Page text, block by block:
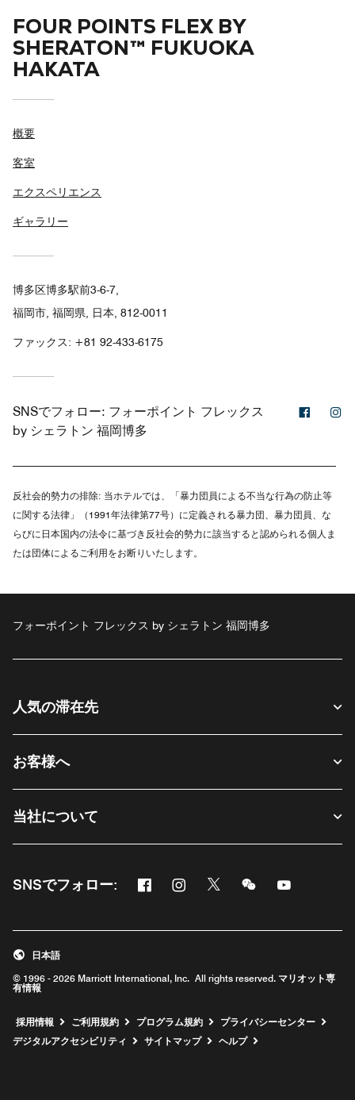
FOUR POINTS FLEX BY
SHERATON™ FUKUOKA
HAKATA
概要
客室
エクスペリエンス
ギャラリー
博多区博多駅前3-6-7,
福岡市, 福岡県, 日本, 812-0011
ファックス: +81 92-433-6175
SNSでフォロー: フォーポイント フレックス
by シェラトン 福岡博多
反社会的勢力の排除: 当ホテルでは、「暴力団員による不当な行為の防止等
に関する法律」（1991年法律第77号）に定義される暴力団、暴力団員、な
らびに日本国内の法令に基づき反社会的勢力に該当すると認められる個人ま
たは団体によるご利用をお断りいたします。
フォーポイント フレックス by シェラトン 福岡博多
人気の滞在先
お客様へ
当社について
SNSでフォロー: Facebook
新しいウィンドウで開く
Instagram
新しいウィンドウで開く
Twitter
新しいウィンドウで開く
Messenger
新しいウィンドウ
新しいウィ
© 1996 - 2026 Marriott International, Inc. All rights reserved. マリオット専
有情報
日本語
採用情報 新しいウィンドウで開く
ご利用規約 プログラム規約
プライバシーセンター
デジタルアクセシビリティ
サイトマップ ヘルプ